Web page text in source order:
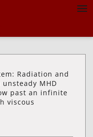
Radiation and
MHD
past an infinite
viscous